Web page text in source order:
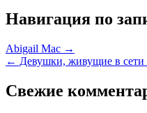
Навигация по
Abigail Mac →
← Девушки, живущие в сети
Свежие